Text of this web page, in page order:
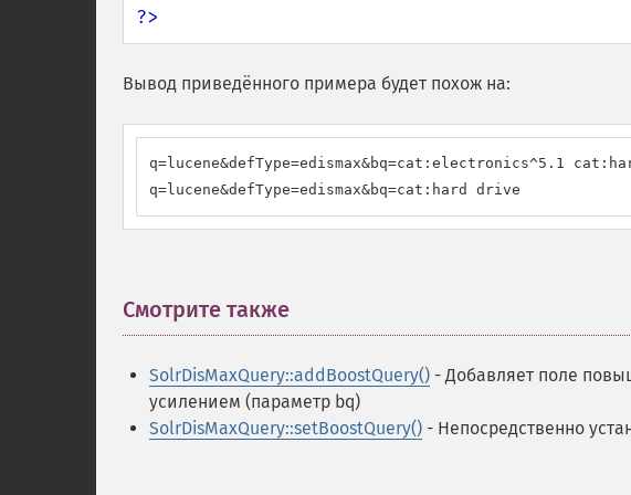
?>
Вывод приведённого примера будет похож на:
q=lucene&defType=edismax&bq=cat:electronics^5.1
q=lucene&defType=edismax&bq=cat:hard drive
Смотрите также
SolrDisMaxQuery::addBoostQuery() - Добавляет поле
усилением (параметр bq)
SolrDisMaxQuery::setBoostQuery() - Непосредственно